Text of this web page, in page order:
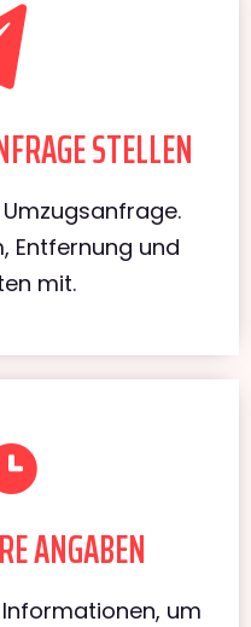
STELLEN
Entfernung und
mit.
ANGABEN
um